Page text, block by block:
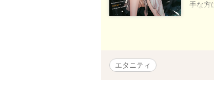
手な方
なの
いし
修正
エタニティ